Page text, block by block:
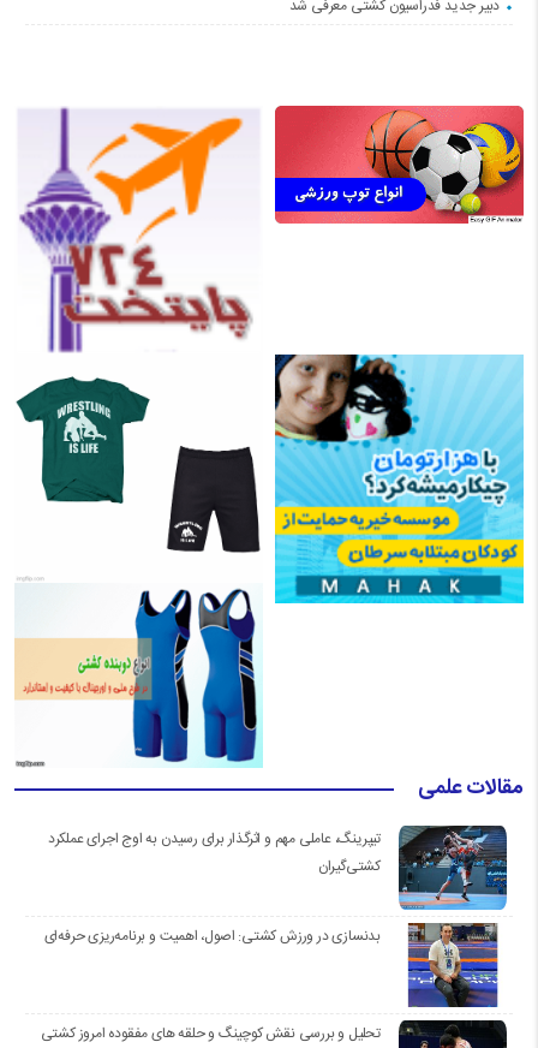
دبیر جدید فدراسیون کشتی معرفی شد
مقالات علمی
تیپرینگ، عاملی مهم و اثرگذار برای رسیدن به اوج اجرای عملکرد
کشتی‌گیران
بدنسازی در ورزش کشتی: اصول، اهمیت و برنامه‌ریزی حرفه‌ای
تحلیل و بررسی نقش کوچینگ و حلقه های مفقوده امروز کشتی